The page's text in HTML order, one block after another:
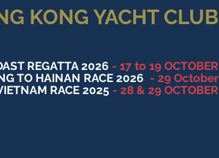
KONG YACHT CLUB
REGATTA 2026 - 17 to 19 OCTOBER
TO HAINAN RACE 2026 - 29 October
RACE 2025 - 28 & 29 OCTOBER